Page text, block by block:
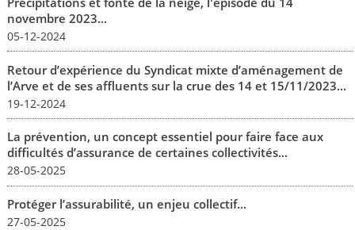
novembre 2023...
05-12-2024
Retour d’expérience du Syndicat mixte d’aménagement de
l’Arve et de ses affluents sur la crue des 14 et 15/11/2023...
19-12-2024
La prévention, un concept essentiel pour faire face aux
difficultés d’assurance de certaines collectivités...
28-05-2025
Protéger l’assurabilité, un enjeu collectif...
27-05-2025